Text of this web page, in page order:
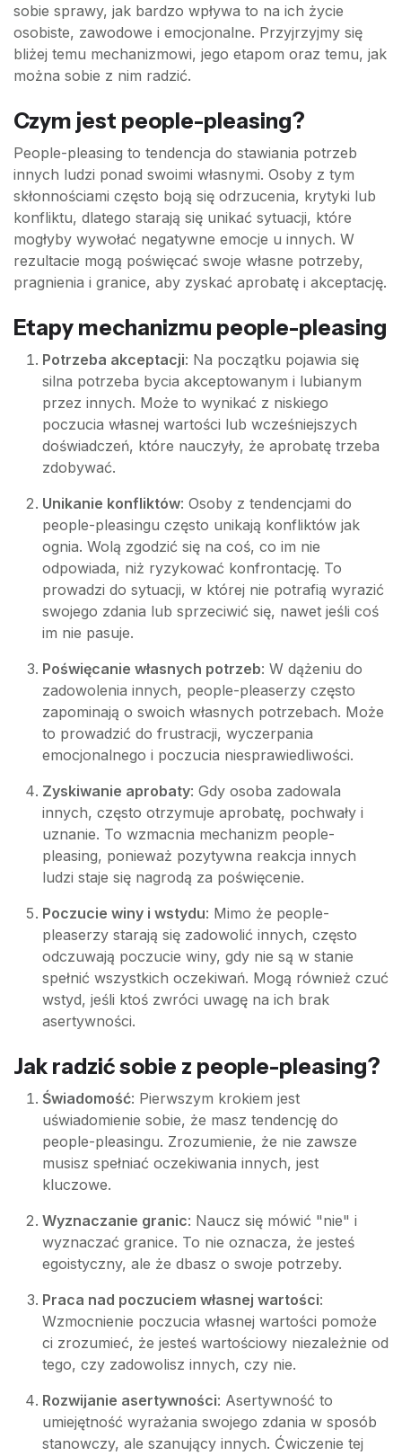
sobie sprawy, jak bardzo wpływa to na ich życie
osobiste, zawodowe i emocjonalne. Przyjrzyjmy się
bliżej temu mechanizmowi, jego etapom oraz temu, jak
można sobie z nim radzić.
Czym jest people-pleasing?
People-pleasing to tendencja do stawiania potrzeb
innych ludzi ponad swoimi własnymi. Osoby z tym
skłonnościami często boją się odrzucenia, krytyki lub
konfliktu, dlatego starają się unikać sytuacji, które
mogłyby wywołać negatywne emocje u innych. W
rezultacie mogą poświęcać swoje własne potrzeby,
pragnienia i granice, aby zyskać aprobatę i akceptację.
Etapy mechanizmu people-pleasing
Potrzeba akceptacji: Na początku pojawia się
silna potrzeba bycia akceptowanym i lubianym
przez innych. Może to wynikać z niskiego
poczucia własnej wartości lub wcześniejszych
doświadczeń, które nauczyły, że aprobatę trzeba
zdobywać.
Unikanie konfliktów: Osoby z tendencjami do
people-pleasingu często unikają konfliktów jak
ognia. Wolą zgodzić się na coś, co im nie
odpowiada, niż ryzykować konfrontację. To
prowadzi do sytuacji, w której nie potrafią wyrazić
swojego zdania lub sprzeciwić się, nawet jeśli coś
im nie pasuje.
Poświęcanie własnych potrzeb: W dążeniu do
zadowolenia innych, people-pleaserzy często
zapominają o swoich własnych potrzebach. Może
to prowadzić do frustracji, wyczerpania
emocjonalnego i poczucia niesprawiedliwości.
Zyskiwanie aprobaty: Gdy osoba zadowala
innych, często otrzymuje aprobatę, pochwały i
uznanie. To wzmacnia mechanizm people-
pleasing, ponieważ pozytywna reakcja innych
ludzi staje się nagrodą za poświęcenie.
Poczucie winy i wstydu: Mimo że people-
pleaserzy starają się zadowolić innych, często
odczuwają poczucie winy, gdy nie są w stanie
spełnić wszystkich oczekiwań. Mogą również czuć
wstyd, jeśli ktoś zwróci uwagę na ich brak
asertywności.
Jak radzić sobie z people-pleasing?
Świadomość: Pierwszym krokiem jest
uświadomienie sobie, że masz tendencję do
people-pleasingu. Zrozumienie, że nie zawsze
musisz spełniać oczekiwania innych, jest
kluczowe.
Wyznaczanie granic: Naucz się mówić "nie" i
wyznaczać granice. To nie oznacza, że jesteś
egoistyczny, ale że dbasz o swoje potrzeby.
Praca nad poczuciem własnej wartości:
Wzmocnienie poczucia własnej wartości pomoże
ci zrozumieć, że jesteś wartościowy niezależnie od
tego, czy zadowolisz innych, czy nie.
Rozwijanie asertywności: Asertywność to
umiejętność wyrażania swojego zdania w sposób
stanowczy, ale szanujący innych. Ćwiczenie tej